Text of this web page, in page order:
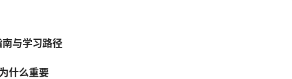
与学习路径
什么重要